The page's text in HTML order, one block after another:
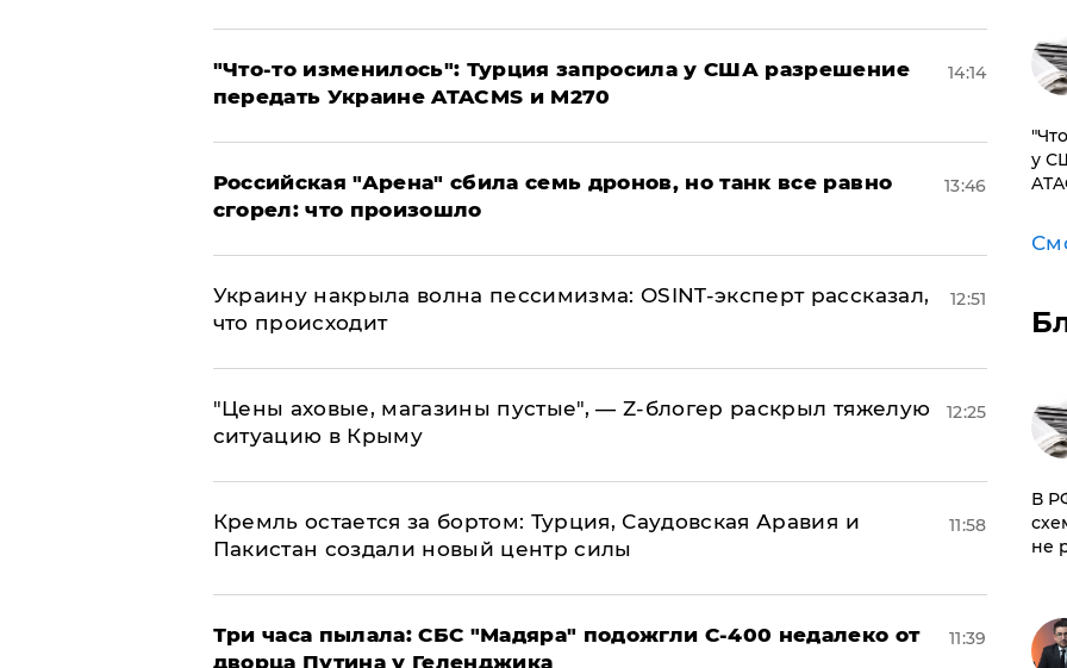
​"Что-то изменилось": Турция запросила у США разрешение
передать Украине ATACMS и M270
14:14
​Российская "Арена" сбила семь дронов, но танк все равно
сгорел: что произошло
13:46
​Украину накрыла волна пессимизма: OSINT-эксперт рассказал,
что происходит
12:51
​"Цены аховые, магазины пустые", — Z-блогер раскрыл тяжелую
ситуацию в Крыму
12:25
​Кремль остается за бортом: Турция, Саудовская Аравия и
Пакистан создали новый центр силы
11:58
Три часа пылала: СБС "Мадяра" подожгли С-400 недалеко от
дворца Путина у Геленджика
11:39
у
​В
не